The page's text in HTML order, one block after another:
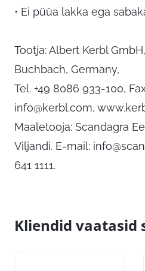
• Ei püüa lakka ega
Tootja: Albert Kerbl
Buchbach, Germany,
Tel. +49 8086 933-100,
info@kerbl.com,
Maaletooja: Scandagra
Viljandi. E-mail:
641 1111.
Kliendid vaatasid